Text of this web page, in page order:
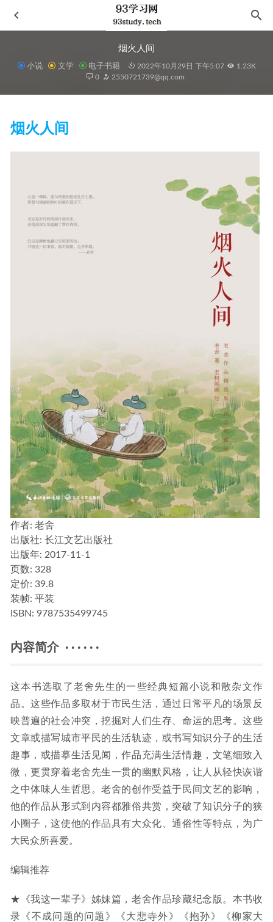
烟火人间
小说 文学 电子书籍 2022年10月29日 下午5:07
1.23K
0
2550721739@qq.com
烟火人间
作者: 老舍
出版社: 长江文艺出版社
出版年: 2017-11-1
页数: 328
定价: 39.8
装帧: 平装
ISBN: 9787535499745
内容简介 · · · · · ·
这本书选取了老舍先生的一些经典短篇小说和散杂文作
品。这些作品多取材于市民生活，通过日常平凡的场景反
映普遍的社会冲突，挖掘对人们生存、命运的思考。这些
文章或描写城市平民的生活轨迹，或书写知识分子的生活
趣事，或描摹生活见闻，作品充满生活情趣，文笔细致入
微，更贯穿着老舍先生一贯的幽默风格，让人从轻快诙谐
之中体味人生哲思。老舍的创作受益于民间文艺的影响，
他的作品从形式到内容都雅俗共赏，突破了知识分子的狭
小圈子，这使他的作品具有大众化、通俗性等特点，为广
大民众所喜爱。
编辑推荐
★《我这一辈子》姊妹篇，老舍作品珍藏纪念版。本书收
录《不成问题的问题》《大悲寺外》《抱孙》《柳家大
ACM大学生程序设计竞赛在线题库最新精选题解 2020-11-30
四大帝国兴衰史（套装共4册）
八宗共主-龙树大师传